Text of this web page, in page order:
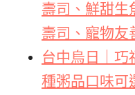
壽司、鮮甜生
壽司、寵物友
台中烏日｜巧
種粥品口味可